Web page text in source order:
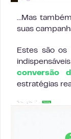
…Mas
suas
Estes são os
conversão
estratégias